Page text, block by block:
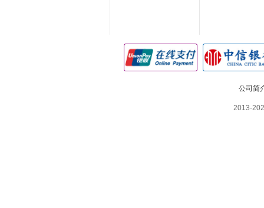
公司简
2013-